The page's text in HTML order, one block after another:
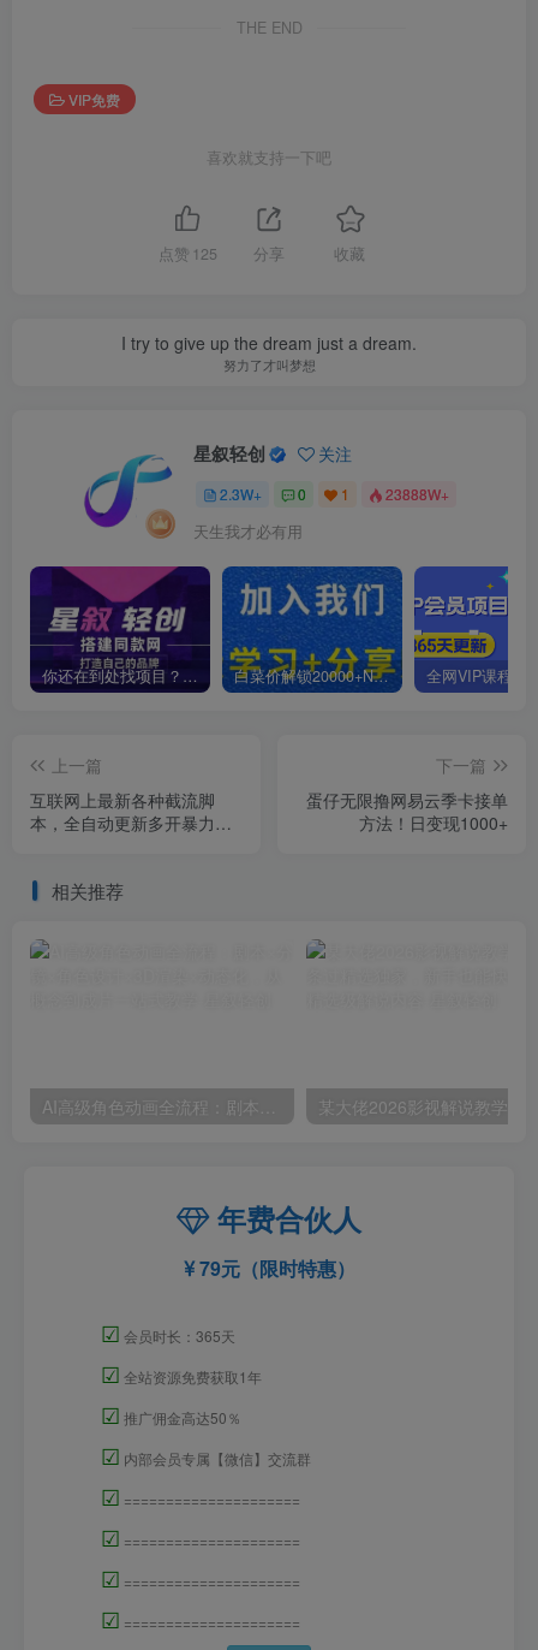
THE END
VIP免费
喜欢就支持一下吧
点赞 125 分享 收藏
I try to give up the dream just a dream.
努力了才叫梦想
星叙轻创 关注
2.3W+ 0 1 23888W+
天生我才必有用
你还在到处找项目？还在当韭菜？我靠卖项目一个月收入5万+，曾经我也是个失败者。 白菜价解锁20000+N个赚钱机会，加入星叙轻创会员，全站资源免费学习。
上一篇
互联网上最新各种截流脚
本，全自动更新多开暴力引
下一篇
蛋仔无限撸网易云季卡接单
方法！日变现1000+
相关推荐
AI高级角色动画全流程：剧本×分镜×角色设计×3D渲染×动态化，从概念到成片一站式教学
年费合伙人
79元（限时特惠）
☑ 会员时长：365天
☑ 全站资源免费获取1年
☑ 推广佣金高达50％
☑ 内部会员专属【微信】交流群
☑ =====================
☑ =====================
☑ =====================
☑ =====================